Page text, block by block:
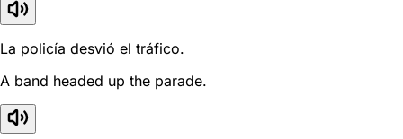
La policía desvió el tráfico.
A band headed up the parade.